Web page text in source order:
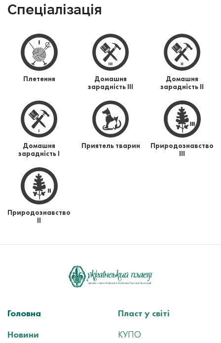
Спеціалізація
Плетення
Домашня
зарадність ІІІ
Домашня
зарадність ІІ
Домашня
зарадність І
Приятель тварин
Природознавство
ІІІ
Природознавство
ІІ
Головна
Новини
Пласт у світі
КУПО